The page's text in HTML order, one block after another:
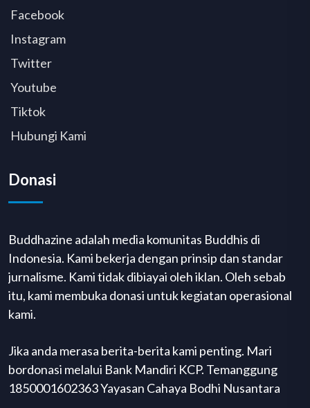
Facebook
Instagram
Twitter
Youtube
Tiktok
Hubungi Kami
Donasi
Buddhazine adalah media komunitas Buddhis di
Indonesia. Kami bekerja dengan prinsip dan standar
jurnalisme. Kami tidak dibiayai oleh iklan. Oleh sebab
itu, kami membuka donasi untuk kegiatan operasional
kami.
Jika anda merasa berita-berita kami penting. Mari
bordonasi melalui Bank Mandiri KCP. Temanggung
1850001602363 Yayasan Cahaya Bodhi Nusantara